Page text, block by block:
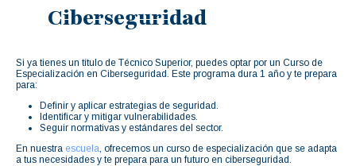
Ciberseguridad
Si ya tienes un título de Técnico Superior, puedes optar por un Curso de
Especialización en Ciberseguridad. Este programa dura 1 año y te prepara
para:
Definir y aplicar estrategias de seguridad.
Identificar y mitigar vulnerabilidades.
Seguir normativas y estándares del sector.
En nuestra escuela, ofrecemos un curso de especialización que se adapta
a tus necesidades y te prepara para un futuro en ciberseguridad.